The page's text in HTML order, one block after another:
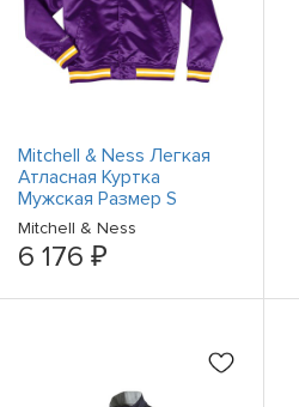
Mitchell & Ness Легкая
Атласная Куртка
Мужская Размер S
Пальто Куртки Верхняя
Одежда ST
Mitchell & Ness
6 176 ₽